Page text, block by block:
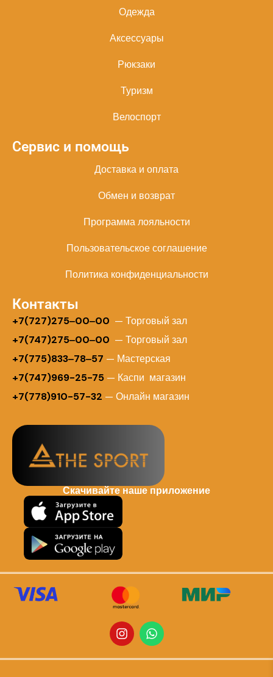
Одежда
Аксессуары
Рюкзаки
Туризм
Велоспорт
Сервис и помощь
Доставка и оплата
Обмен и возврат
Программа лояльности
Пользовательское соглашение
Политика конфиденциальности
Контакты
+7(727)275‒00‒00 — Торговый зал
+7(747)275‒00‒00 — Торговый зал
+7(775)833‒78‒57 — Мастерская
+7(747)969-25-75 — Каспи магазин
+7(778)910-57-32 — Онлайн магазин
Скачивайте наше приложение